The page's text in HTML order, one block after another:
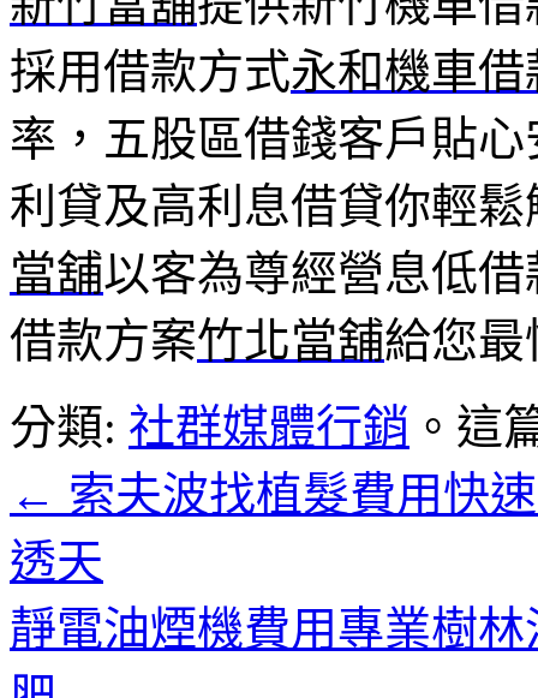
採用借款方式永和機車借
率，五股區借錢客戶貼
利貸及高利息借貸你輕
當舖以客為尊經營息低
借款方案竹北當舖給您
分類: 社群媒體行銷 。這
← 索夫波找植髮費用快
透天
靜電油煙機費用專業樹